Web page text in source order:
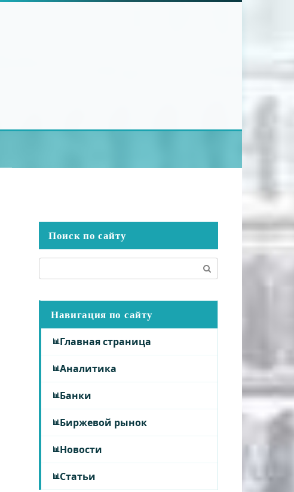
Поиск по сайту
Навигация по сайту
Главная страница
Аналитика
Банки
Биржевой рынок
Новости
Статьи